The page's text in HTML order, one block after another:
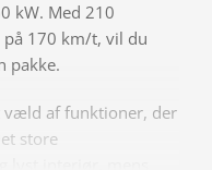
kW. Med 210
170 km/t, vil du
pakke.
væld af funktioner, der
store